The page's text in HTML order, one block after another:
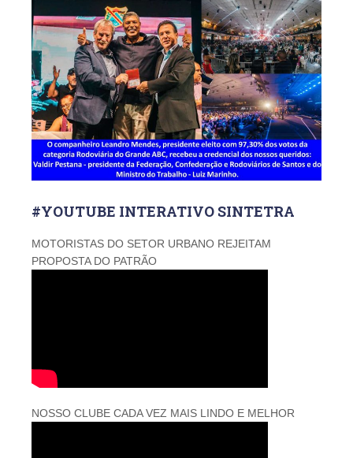
#YOUTUBE INTERATIVO SINTETRA
MOTORISTAS DO SETOR URBANO REJEITAM
PROPOSTA DO PATRÃO
NOSSO CLUBE CADA VEZ MAIS LINDO E MELHOR